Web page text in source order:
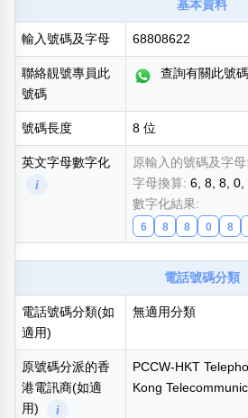
熱門分類
888尾
999尾 777尾 9字頭
清除全部
幸運號分類
幸運分類
基本分類
位置分類
生
五行
基本資料
輸入號碼及字母 68808622
聯絡靚號專員此
號碼
查詢有關此號碼
號碼長度 8 位
英文字母數字化
i
原輸入的號碼及字母:
字母換算: 6, 8, 8, 0,
數字化結果:
6 8 8 0 8
電話號碼分類
電話號碼分類(如
適用)
無適用分類
原號碼分派的香
港電訊商(如適
用)
i
PCCW-HKT
Kong